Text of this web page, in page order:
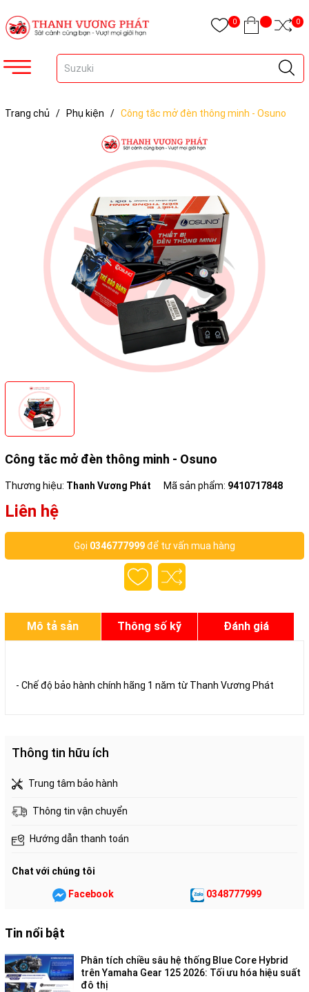
0 0
Trang chủ / Phụ kiện / Công tăc mở đèn thông minh - Osuno
Công tăc mở đèn thông minh - Osuno
Thương hiệu: Thanh Vương Phát Mã sản phẩm: 9410717848
Liên hệ
Gọi 0346777999để tư vấn mua hàng
Mô tả sản Thông số kỹ Đánh giá
- Chế độ bảo hành chính hãng 1 năm từ Thanh Vương Phát
Thông tin hữu ích
Trung tâm bảo hành
Thông tin vận chuyển
Hướng dẫn thanh toán
Chat với chúng tôi
Facebook 0348777999
Tin nổi bật
Phân tích chiều sâu hệ thống Blue Core Hybrid
trên Yamaha Gear 125 2026: Tối ưu hóa hiệu suất
đô thị